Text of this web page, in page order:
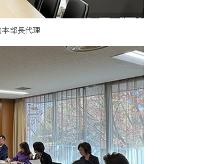
部長代理